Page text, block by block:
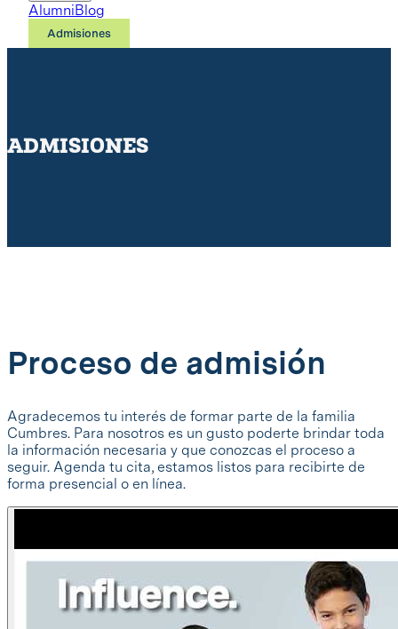
AlumniBlog
Admisiones
ADMISIONES
Proceso de admisión
Agradecemos tu interés de formar parte de la familia
Cumbres. Para nosotros es un gusto poderte brindar toda
la información necesaria y que conozcas el proceso a
seguir. Agenda tu cita, estamos listos para recibirte de
forma presencial o en línea.